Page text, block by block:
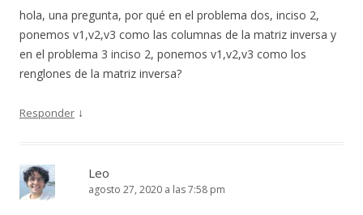
hola, una pregunta, por qué en el problema dos, inciso 2,
ponemos v1,v2,v3 como las columnas de la matriz inversa y
en el problema 3 inciso 2, ponemos v1,v2,v3 como los
renglones de la matriz inversa?
Responder ↓
Leo
agosto 27, 2020 a las 7:58 pm